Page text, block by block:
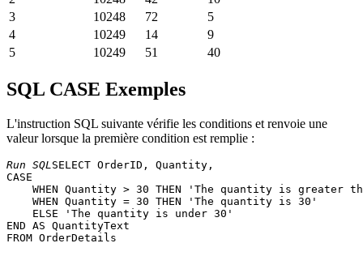
3
10248 72
5
4
10249 14
9
5
10249 51 40
SQL CASE Exemples
L'instruction SQL suivante vérifie les conditions et renvoie une
valeur lorsque la première condition est remplie :
Run SQLSELECT OrderID, Quantity,
CASE
WHEN Quantity > 30 THEN 'The quantity is greater
    WHEN Quantity = 30 THEN 'The quantity is 30'
    ELSE 'The quantity is under 30'
END AS QuantityText